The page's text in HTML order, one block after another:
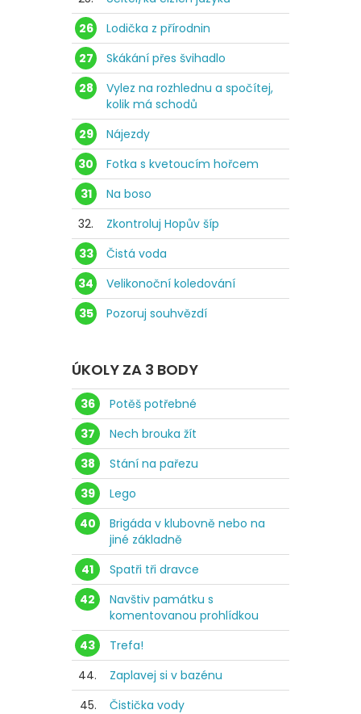
26
Lodička z přírodnin
27
Skákání přes švihadlo
28
Vylez na rozhlednu a spočítej,
kolik má schodů
29
Nájezdy
30
Fotka s kvetoucím hořcem
31
Na boso
32.
Zkontroluj Hopův šíp
33
Čistá voda
34
Velikonoční koledování
35
Pozoruj souhvězdí
ÚKOLY ZA 3 BODY
36
Potěš potřebné
37
Nech brouka žít
38
Stání na pařezu
39
Lego
40
Brigáda v klubovně nebo na
jiné základně
41
Spatři tři dravce
42
Navštiv památku s
komentovanou prohlídkou
43
Trefa!
44.
Zaplavej si v bazénu
45.
Čistička vody